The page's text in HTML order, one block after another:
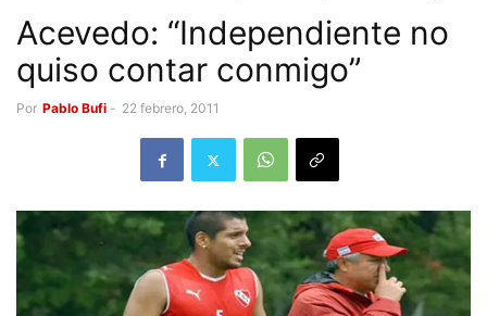
Acevedo: “Independiente no
quiso contar conmigo”
Por Pablo Bufi - 22 febrero, 2011